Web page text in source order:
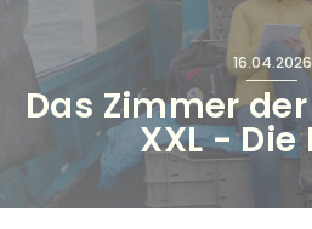
16.04.2026
Das Zimmer
XXL - Die